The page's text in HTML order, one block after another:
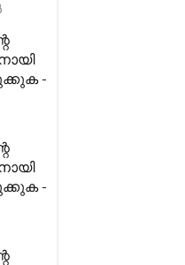
-
-